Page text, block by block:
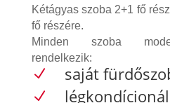
Kétágyas szoba 2+1 fő
fő részére.
Minden szoba
rendelkezik:
N saját
N